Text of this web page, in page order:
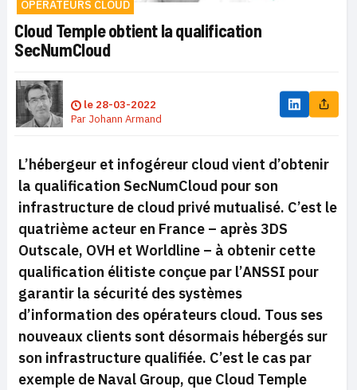
OPÉRATEURS CLOUD
Cloud Temple obtient la qualification
SecNumCloud
le 28-03-2022
Par Johann Armand
L’hébergeur et infogéreur cloud vient d’obtenir
la qualification SecNumCloud pour son
infrastructure de cloud privé mutualisé. C’est le
quatrième acteur en France – après 3DS
Outscale, OVH et Worldline – à obtenir cette
qualification élitiste conçue par l’ANSSI pour
garantir la sécurité des systèmes
d’information des opérateurs cloud. Tous ses
nouveaux clients sont désormais hébergés sur
son infrastructure qualifiée. C’est le cas par
exemple de Naval Group, que Cloud Temple